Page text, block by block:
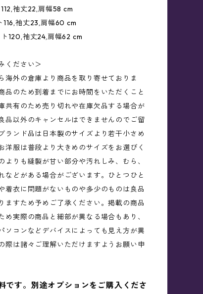
袖丈22,肩幅58 cm
袖丈23,肩幅60 cm
120,袖丈24,肩幅62 cm
ください＞
海外の倉庫より商品を取り寄せておりま
品のため到着までにお時間をいただくこと
共有のため売り切れや在庫欠品する場合が
品以外のキャンセルはできませんのでご留
ランド品は日本製のサイズより若干小さめ
洋服は普段より大きめのサイズをお選びく
よりも縫製が甘い部分や汚れしみ、むら、
などがある場合がございます。ひとつひと
着衣に問題がないものや多少のものは良品
ますため予めご了承ください。掲載の商品
め実際の商品と細部が異なる場合もあり、
ソコンなどデバイスによっても見え方が異
際は諸々ご理解いただけますようお願い申
です。別途オプションをご購入くださ